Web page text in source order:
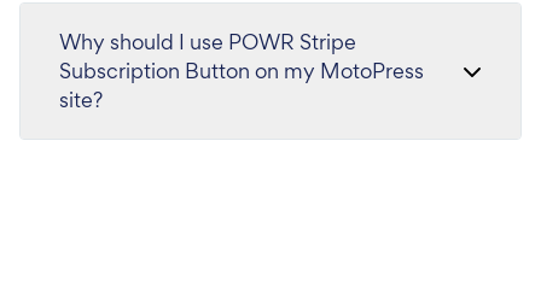
Why should I use POWR Stripe
Subscription Button on my MotoPress
site?